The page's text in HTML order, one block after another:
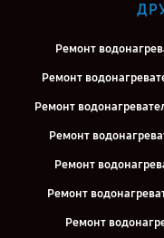
Ремонт
Ремонт
Ремонт
Ремонт
Ремонт
Ремонт
Ремонт